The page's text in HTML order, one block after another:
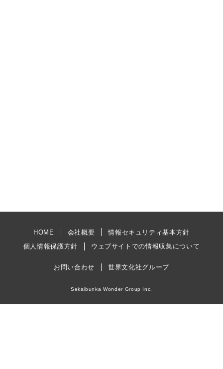
HOME 会社概要
情報セキュリティ基本方針
個人情報保護方針
ウェブサイトでの情報収集について
お問い合わせ 世界文化社グループ
Sekaibunka Wonder Group Inc.